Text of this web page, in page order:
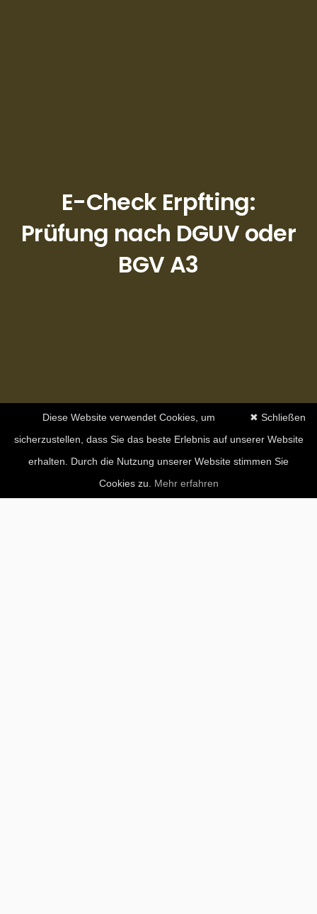
E-Check Erpfting:
Prüfung nach DGUV oder
BGV A3
✖ Schließen
Diese Website verwendet Cookies, um
sicherzustellen, dass Sie das beste Erlebnis auf unserer Website
erhalten. Durch die Nutzung unserer Website stimmen Sie
Cookies zu. Mehr erfahren